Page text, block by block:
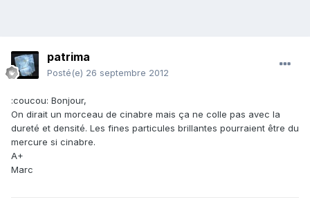
patrima
Posté(e) 26 septembre 2012
:coucou: Bonjour,
On dirait un morceau de cinabre mais ça ne colle pas avec la
dureté et densité. Les fines particules brillantes pourraient être du
mercure si cinabre.
A+
Marc